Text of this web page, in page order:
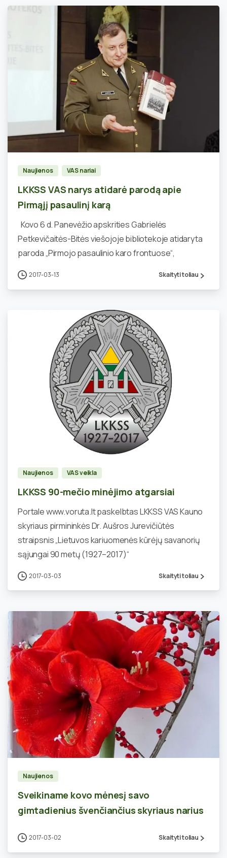
Naujienos VAS nariai
LKKSS VAS narys atidarė parodą apie
Pirmąjį pasaulinį karą
Kovo 6 d. Panevėžio apskrities Gabrielės
Petkevičaitės-Bitės viešojoje bibliotekoje atidaryta
paroda „Pirmojo pasaulinio karo frontuose“,
2017-03-13 Skaityti toliau
Naujienos VAS veikla
LKKSS 90-mečio minėjimo atgarsiai
Portale www.voruta.lt paskelbtas LKKSS VAS Kauno
skyriaus pirmininkės Dr. Aušros Jurevičiūtės
straipsnis „Lietuvos kariuomenės kūrėjų savanorių
sąjungai 90 metų (1927–2017)“
2017-03-03 Skaityti toliau
Naujienos
Sveikiname kovo mėnesį savo
gimtadienius švenčiančius skyriaus narius
2017-03-02 Skaityti toliau